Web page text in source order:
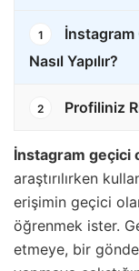
1
İnstagram
Nasıl Yapılır?
2 Profiliniz
İnstagram geçici
araştırılırken
erişimin geçici
öğrenmek ister.
etmeye, bir